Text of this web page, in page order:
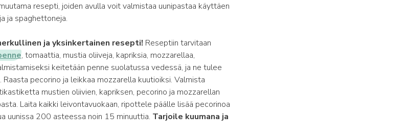
resepti, joiden avulla voit valmistaa uunipastaa käyttäen
ja spaghettoneja.
ja yksinkertainen resepti! Reseptiin tarvitaan
, tomaattia, mustia oliiveja, kapriksia, mozzarellaa,
keitetään penne suolatussa vedessä, ja ne tulee
pecorino ja leikkaa mozzarella kuutioiksi. Valmista
mustien oliivien, kapriksen, pecorino ja mozzarellan
Laita kaikki leivontavuokaan, ripottele päälle lisää pecorinoa
uunissa 200 asteessa noin 15 minuuttia. Tarjoile kuumana ja